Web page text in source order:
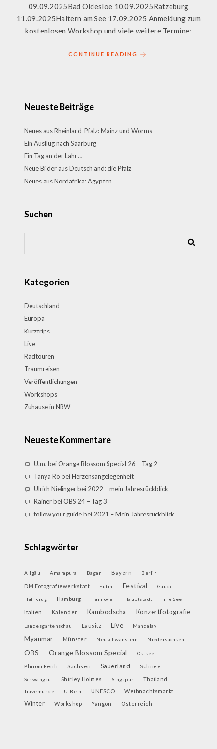
09.09.2025Bad Oldesloe 10.09.2025Ratzeburg
11.09.2025Haltern am See 17.09.2025 Anmeldung zum
kostenlosen Workshop und viele weitere Termine:
CONTINUE READING
Neueste Beiträge
Neues aus Rheinland-Pfalz: Mainz und Worms
Ein Ausflug nach Saarburg
Ein Tag an der Lahn…
Neue Bilder aus Deutschland: die Pfalz
Neues aus Nordafrika: Ägypten
Suchen
Kategorien
Deutschland
Europa
Kurztrips
Live
Radtouren
Traumreisen
Veröffentlichungen
Workshops
Zuhause in NRW
Neueste Kommentare
U.m. beiOrange Blossom Special 26 – Tag 2
Tanya Ro beiHerzensangelegenheit
Ulrich Nielingerbei 2022 – mein Jahresrückblick
RainerbeiOBS 24 – Tag 3
follow.your.guidebei 2021 – Mein Jahresrückblick
Schlagwörter
Allgäu Amarapura Bagan Bayern Berlin
DM Fotografiewerkstatt Eutin Festival Gauck
Haffkrug Hamburg Hannover Hauptstadt Inle See
Italien Kalender Kambodscha Konzertfotografie
Landesgartenschau Lausitz Live Mandalay
Myanmar Münster Neuschwanstein Niedersachsen
OBS Orange Blossom Special Ostsee
Phnom Penh Sachsen Sauerland Schnee
Schwangau Shirley Holmes Singapur Thailand
Travemünde U-Bein UNESCO Weihnachtsmarkt
Winter Workshop Yangon Österreich